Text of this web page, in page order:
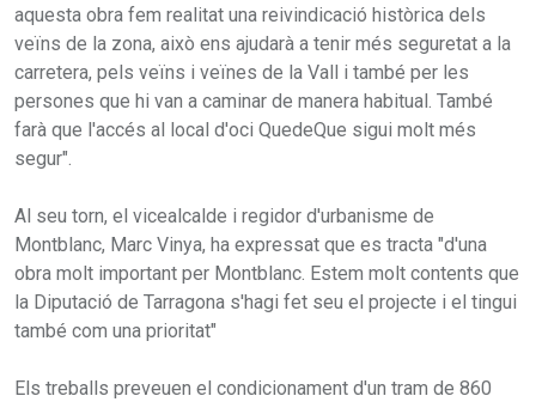
aquesta obra fem realitat una reivindicació històrica dels
veïns de la zona, això ens ajudarà a tenir més seguretat a la
carretera, pels veïns i veïnes de la Vall i també per les
persones que hi van a caminar de manera habitual. També
farà que l'accés al local d'oci QuedeQue sigui molt més
segur".
Al seu torn, el vicealcalde i regidor d'urbanisme de
Montblanc, Marc Vinya, ha expressat que es tracta "d'una
obra molt important per Montblanc. Estem molt contents que
la Diputació de Tarragona s'hagi fet seu el projecte i el tingui
també com una prioritat"
Els treballs preveuen el condicionament d'un tram de 860